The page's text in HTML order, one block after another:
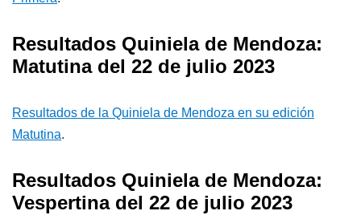
Resultados Quiniela de Mendoza:
Matutina del 22 de julio 2023
Resultados de la Quiniela de Mendoza en su edición
Matutina.
Resultados Quiniela de Mendoza:
Vespertina del 22 de julio 2023